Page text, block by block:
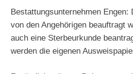
Bestattungsunternehmen Engen:
von den Angehörigen beauftragt
auch eine Sterbeurkunde
werden die eigenen